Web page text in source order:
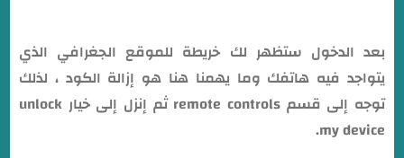
بعد الدخول ستظهر لك خريطة للموقع الجغرافي الذي
يتواجد فيه هاتفك وما يهمنا هنا هو إزالة الكود ، لذلك
توجه إلى قسم remote controls ثم إنزل إلى خيار unlock
my device.